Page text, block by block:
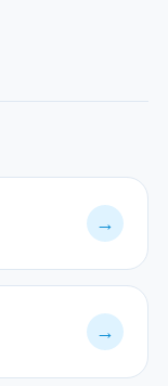
→
→